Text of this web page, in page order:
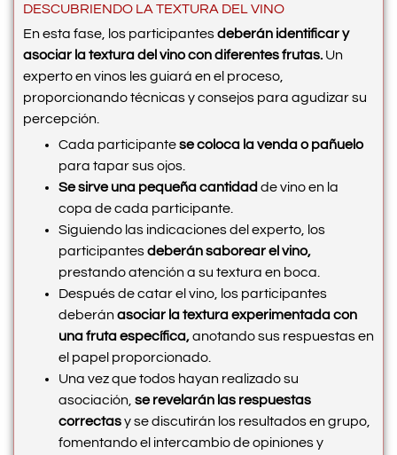
DESCUBRIENDO LA TEXTURA DEL VINO
En esta fase, los participantesdeberán identificar y
asociar la textura del vino con diferentes frutas. Un
experto en vinos les guiará en el proceso,
proporcionando técnicas y consejos para agudizar su
percepción.
Cada participantese coloca la venda o pañuelo
para tapar sus ojos.
Se sirve una pequeña cantidad de vino en la
copa de cada participante.
Siguiendo las indicaciones del experto, los
participantesdeberán saborear el vino,
prestando atención a su textura en boca.
Después de catar el vino, los participantes
deberán asociar la textura experimentada con
una fruta específica,anotando sus respuestas en
el papel proporcionado.
Una vez que todos hayan realizado su
asociación, se revelarán las respuestas
correctasy se discutirán los resultados en grupo,
fomentando el intercambio de opiniones y